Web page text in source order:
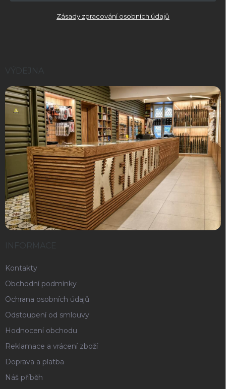
Zásady zpracování osobních údajů
VÝDEJNA
INFORMACE
Kontakty
Obchodní podmínky
Ochrana osobních údajů
Odstoupení od smlouvy
Hodnocení obchodu
Reklamace a vrácení zboží
Doprava a platba
Náš příběh